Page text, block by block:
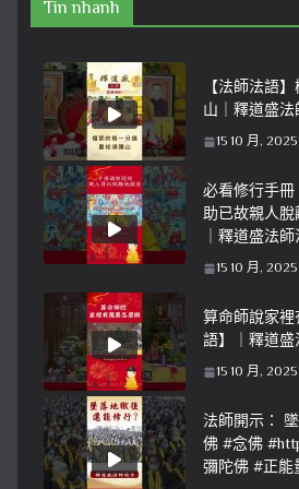
Tin nhanh
【法師法語
山｜釋道盛法
15 10 月, 2025
必看修行手冊
助已故親人脫
｜釋道盛法
15 10 月, 2025
算命師說家裡
語】｜釋道盛
15 10 月, 2025
法師開示：
佛 #念佛
彌陀佛 #正能